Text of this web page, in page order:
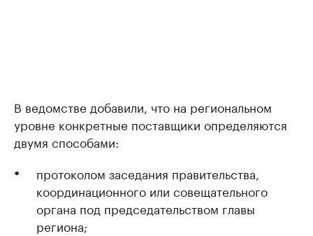
В ведомстве добавили, что на региональном
уровне конкретные поставщики определяются
двумя способами:
протоколом заседания правительства,
координационного или совещательного
органа под председательством главы
региона;